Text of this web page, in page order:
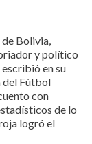
Bolivia,
y político
en su
Fútbol
con
de lo
logró el